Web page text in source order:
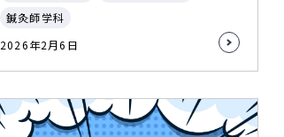
鍼灸師学科
2026年2月6日